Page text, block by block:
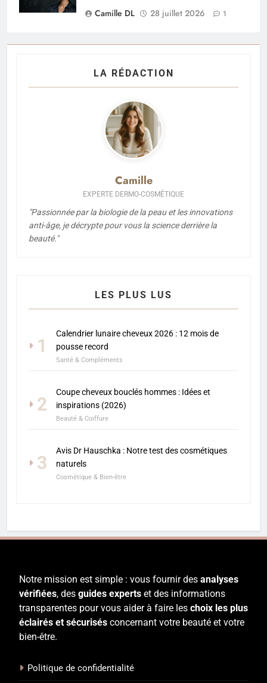
Camille DL
28 juillet 2026 1
LA RÉDACTION
Camille
EXPERTE DERMO-COSMÉTIQUE
"Passionnée par la biologie de la peau et les innovations
anti-âge, je décrypte pour vous la science derrière la
beauté."
LES PLUS LUS
1
Calendrier lunaire cheveux 2026 : 12 mois de
pousse record
Santé & Compléments
2
Coupe cheveux bouclés hommes : Idées et
inspirations (2026)
Beauté & Coiffure
3
Avis Dr Hauschka : Notre test des cosmétiques
naturels
Cosmétique & Bien-être
Notre mission est simple : vous fournir des analyses
vérifiées, des guides experts et des informations
transparentes pour vous aider à faire les choix les plus
éclairés et sécurisés concernant votre beauté et votre
bien-être.
Politique de confidentialité